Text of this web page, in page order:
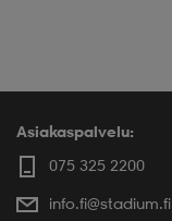
Asiakaspalvelu:
075 325 2200
info.fi@stadium.fi